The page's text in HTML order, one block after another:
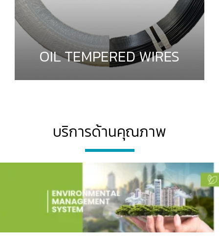
OIL TEMPERED WIRES
บริการด้านคุณภาพ